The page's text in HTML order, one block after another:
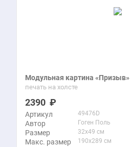
Модульная картина «Призыв»
печать на холсте
2390
Артикул 49476D
Автор Гоген Поль
Размер 32x49 см
Макс. размер 190x289 см